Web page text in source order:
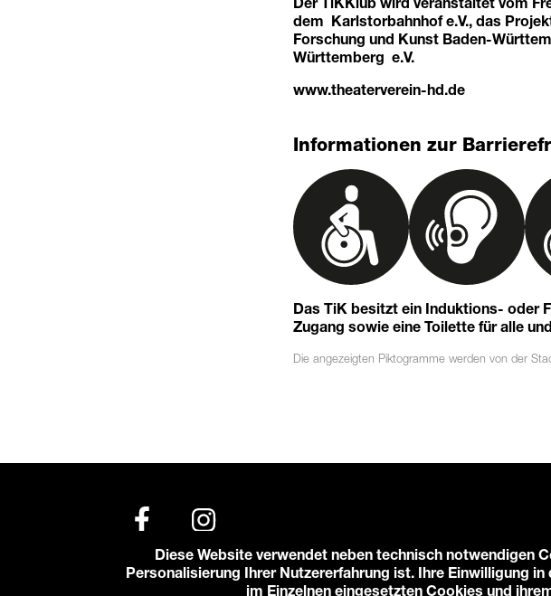
dem Karlstorbahnhof e.V., das
Forschung und Kunst Baden-
Württemberg e.V.
www.theaterverein-hd.de
Informationen zur
Das TiK besitzt ein Induktions- oder
Zugang sowie eine Toilette für alle
Die angezeigten Piktogramme werden von der
© 2026 Karlstorbahnhof e.V.
Diese Website verwendet neben technisch notwendigen
Personalisierung Ihrer Nutzererfahrung ist. Ihre Einwilligung
im Einzelnen eingesetzten Cookies und